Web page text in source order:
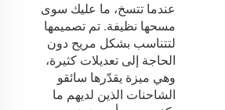
عندما تتسخ، ما عليك سوى
مسحها نظيفة. تم تصميمها
لتتناسب بشكل مريح دون
الحاجة إلى تعديلات كثيرة،
وهي ميزة يقدّرها سائقو
الشاحنات الذين لديهم ما